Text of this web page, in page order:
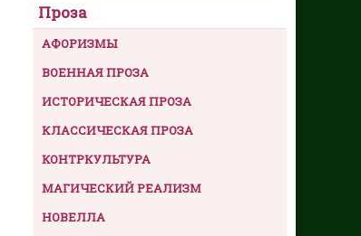
Проза
АФОРИЗМЫ
ВОЕННАЯ ПРОЗА
ИСТОРИЧЕСКАЯ ПРОЗА
КЛАССИЧЕСКАЯ ПРОЗА
КОНТРКУЛЬТУРА
МАГИЧЕСКИЙ РЕАЛИЗМ
НОВЕЛЛА